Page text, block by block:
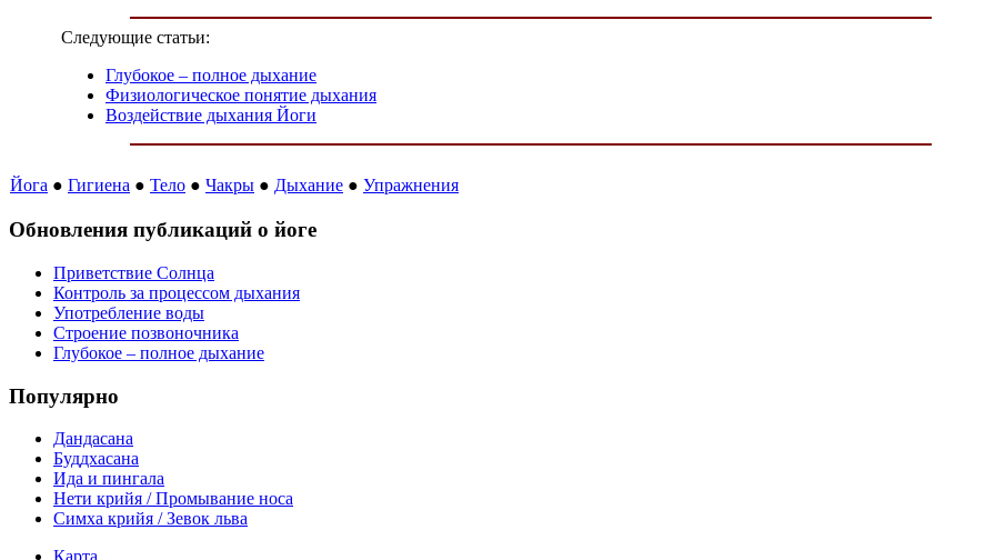
Следующие статьи:
Глубокое – полное дыхание
Физиологическое понятие дыхания
Воздействие дыхания Йоги
Йога ● Гигиена ● Тело ● Чакры ● Дыхание ● Упражнения
Обновления публикаций о йоге
Приветствие Солнца
Контроль за процессом дыхания
Употребление воды
Строение позвоночника
Глубокое – полное дыхание
Популярно
Дандасана
Буддхасана
Ида и пингала
Нети крийя / Промывание носа
Симха крийя / Зевок льва